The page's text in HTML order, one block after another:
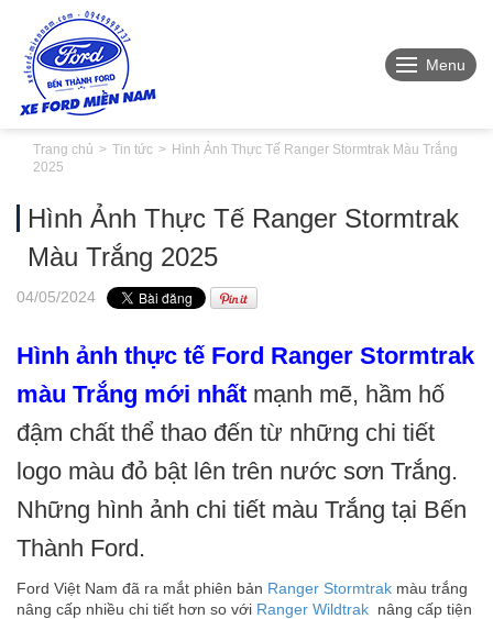
Menu
Trang chủ Tin tức
Hình Ảnh Thực Tế Ranger Stormtrak Màu Trắng
2025
Hình Ảnh Thực Tế Ranger Stormtrak
Màu Trắng 2025
04/05/2024
Hình ảnh thực tế Ford Ranger Stormtrak
màu Trắng mới nhất mạnh mẽ, hầm hố
đậm chất thể thao đến từ những chi tiết
logo màu đỏ bật lên trên nước sơn Trắng.
Những hình ảnh chi tiết màu Trắng tại Bến
Thành Ford.
Ford Việt Nam đã ra mắt phiên bản Ranger Stormtrak màu trắng
nâng cấp nhiều chi tiết hơn so với Ranger Wildtrak nâng cấp tiện